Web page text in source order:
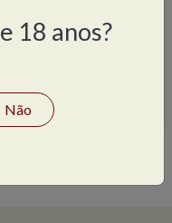
18 anos?
Não